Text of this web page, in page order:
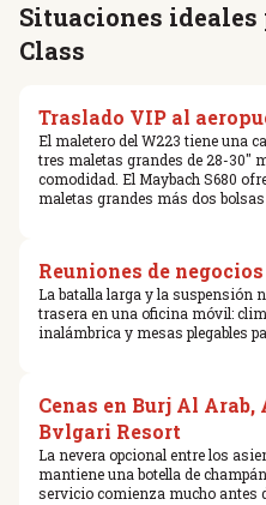
Situaciones ideales
Class
Traslado VIP al
El maletero del W223 tiene una
tres maletas grandes de 28-30″
comodidad. El Maybach S680
maletas grandes más dos bolsas
Reuniones de
La batalla larga y la suspensión
trasera en una oficina móvil:
inalámbrica y mesas plegables
Cenas en Burj Al
Bvlgari Resort
La nevera opcional entre los
mantiene una botella de
servicio comienza mucho antes